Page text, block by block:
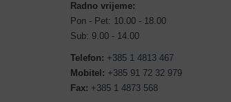
Radno vrijeme:
Pon - Pet: 10.00 - 18.00
Sub: 9.00 - 14.00
Telefon: +385 1 4813 467
Mobitel: +385 91 72 32 979
Fax: +385 1 4873 568